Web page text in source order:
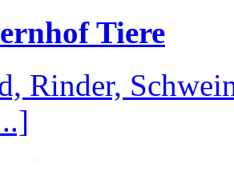
Tiere
Rinder,